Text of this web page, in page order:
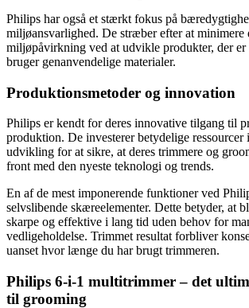
Philips har også et stærkt fokus på
miljøansvarlighed. De stræber efter at minimere
miljøpåvirkning ved at udvikle produkter, der
bruger genanvendelige materialer.
Produktionsmetoder og innovation
Philips er kendt for deres innovative tilgang til
produktion. De investerer betydelige
udvikling for at sikre, at deres trimmere og
front med den nyeste teknologi og trends.
En af de mest imponerende funktioner ved
selvslibende skæreelementer. Dette betyder, at
skarpe og effektive i lang tid uden behov for
vedligeholdelse. Trimmet resultat forbliver
uanset hvor længe du har brugt trimmeren.
Philips 6-i-1 multitrimmer – det
til grooming